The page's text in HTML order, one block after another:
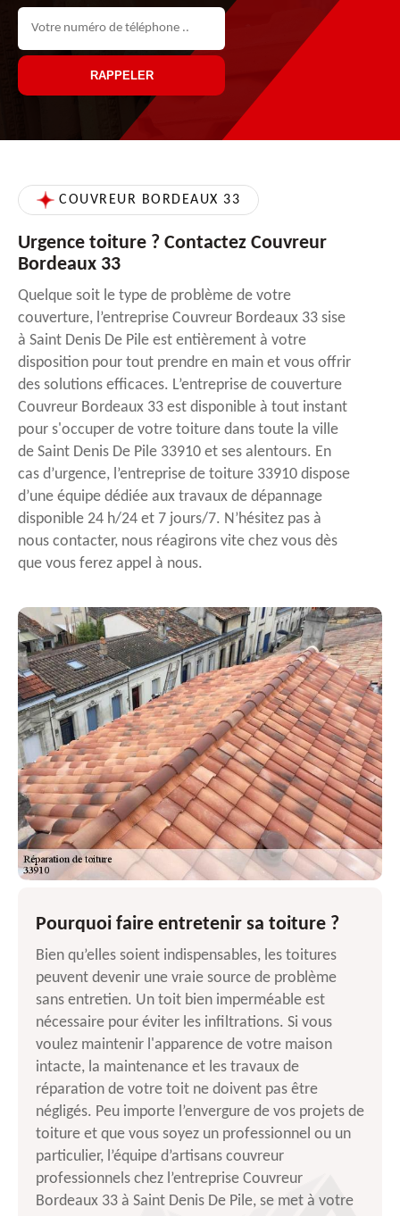
COUVREUR BORDEAUX 33
Urgence toiture ? Contactez Couvreur
Bordeaux 33
Quelque soit le type de problème de votre
couverture, l’entreprise Couvreur Bordeaux 33 sise
à Saint Denis De Pile est entièrement à votre
disposition pour tout prendre en main et vous offrir
des solutions efficaces. L’entreprise de couverture
Couvreur Bordeaux 33 est disponible à tout instant
pour s'occuper de votre toiture dans toute la ville
de Saint Denis De Pile 33910 et ses alentours. En
cas d’urgence, l’entreprise de toiture 33910 dispose
d’une équipe dédiée aux travaux de dépannage
disponible 24 h/24 et 7 jours/7. N’hésitez pas à
nous contacter, nous réagirons vite chez vous dès
que vous ferez appel à nous.
Pourquoi faire entretenir sa toiture ?
Bien qu’elles soient indispensables, les toitures
peuvent devenir une vraie source de problème
sans entretien. Un toit bien imperméable est
nécessaire pour éviter les infiltrations. Si vous
voulez maintenir l'apparence de votre maison
intacte, la maintenance et les travaux de
réparation de votre toit ne doivent pas être
négligés. Peu importe l’envergure de vos projets de
toiture et que vous soyez un professionnel ou un
particulier, l’équipe d’artisans couvreur
professionnels chez l’entreprise Couvreur
Bordeaux 33 à Saint Denis De Pile, se met à votre